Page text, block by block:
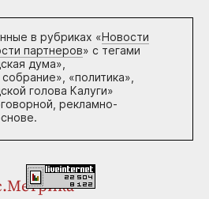
в рубриках «Новости
партнеров» с тегами
дума»,
«политика»,
голова Калуги»
рекламно-